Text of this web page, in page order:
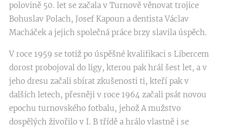
polovině 50. let se začala v Turnově věnovat trojice
Bohuslav Polach, Josef Kapoun a dentista Václav
Macháček a jejich společná práce brzy slavila úspěch.
V roce 1959 se totiž po úspěšné kvalifikaci s Libercem
dorost probojoval do ligy, kterou pak hrál šest let, a v
jeho dresu začali sbírat zkušenosti ti, kteří pak v
dalších letech, přesněji v roce 1964 začali psát novou
epochu turnovského fotbalu, jehož A mužstvo
dospělých živořilo v I. B třídě a hrálo vlastně i se